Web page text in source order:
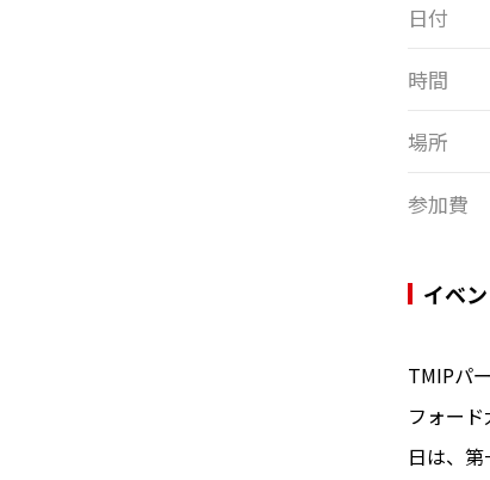
日付
時間
場所
参加費
イベ
TMIPパ
フォー
日は、